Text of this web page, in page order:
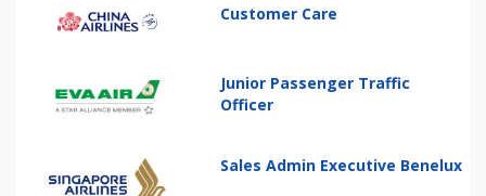
Customer Care
Junior Passenger Traffic
Officer
Sales Admin Executive Benelux